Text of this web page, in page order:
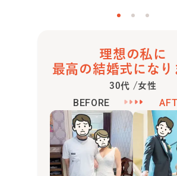
オリジナルのプロテインと燻製ゆで卵が
理想の私に
最高の結婚式になり
30代 /女性
BEFORE